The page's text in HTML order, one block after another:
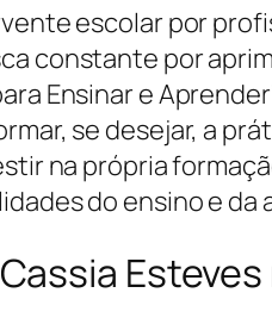
escolar por
constante por
Ensinar e
se desejar, a
na própria
do ensino e da